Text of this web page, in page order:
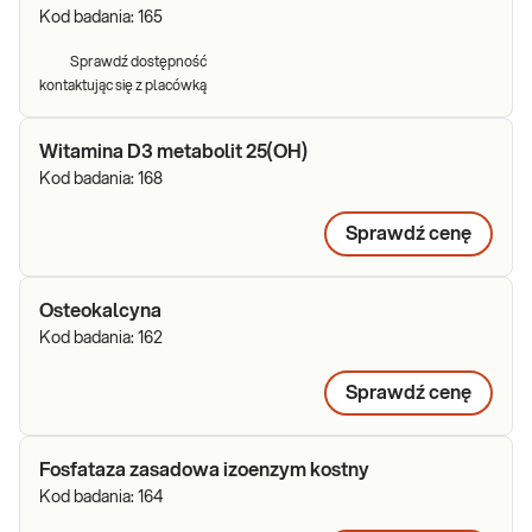
Kod badania: 165
Sprawdź dostępność
kontaktując się z placówką
Witamina D3 metabolit 25(OH)
Kod badania: 168
Sprawdź cenę
Osteokalcyna
Kod badania: 162
Sprawdź cenę
Fosfataza zasadowa izoenzym kostny
Kod badania: 164